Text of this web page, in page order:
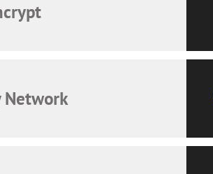
Network